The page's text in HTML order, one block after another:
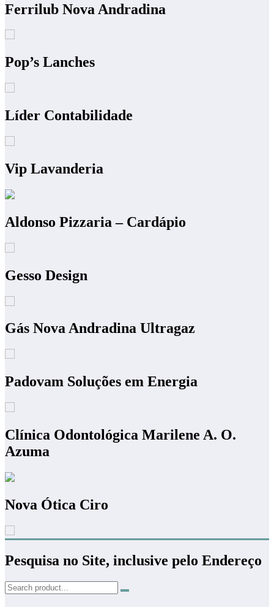
Ferrilub Nova Andradina
Pop’s Lanches
Líder Contabilidade
Vip Lavanderia
Aldonso Pizzaria – Cardápio
Gesso Design
Gás Nova Andradina Ultragaz
Padovam Soluções em Energia
Clínica Odontológica Marilene A. O.
Azuma
Nova Ótica Ciro
Pesquisa no Site, inclusive pelo Endereço